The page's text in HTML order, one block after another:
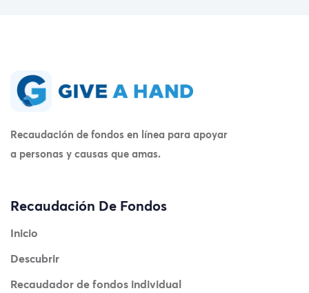
Recaudación de fondos en línea para apoyar
a personas y causas que amas.
Recaudación De Fondos
Inicio
Descubrir
Recaudador de fondos individual